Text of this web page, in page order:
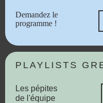
Demandez le
programme !
PLAYLISTS
Les pépites
de l'équipe